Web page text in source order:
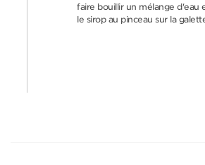
faire bouillir un mélange d'eau
le sirop au pinceau sur la